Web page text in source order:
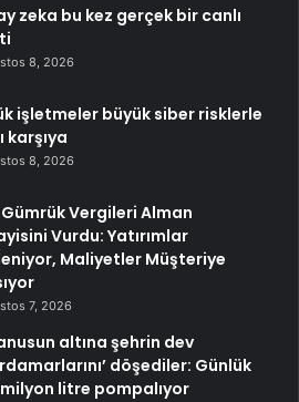
zeka bu kez gerçek bir canlı
8, 2026
işletmeler büyük siber risklerle
karşıya
8, 2026
Gümrük Vergileri Alman
Vurdu: Yatırımlar
Maliyetler Müşteriye
7, 2026
altına şehrin dev
döşediler: Günlük
litre pompalıyor